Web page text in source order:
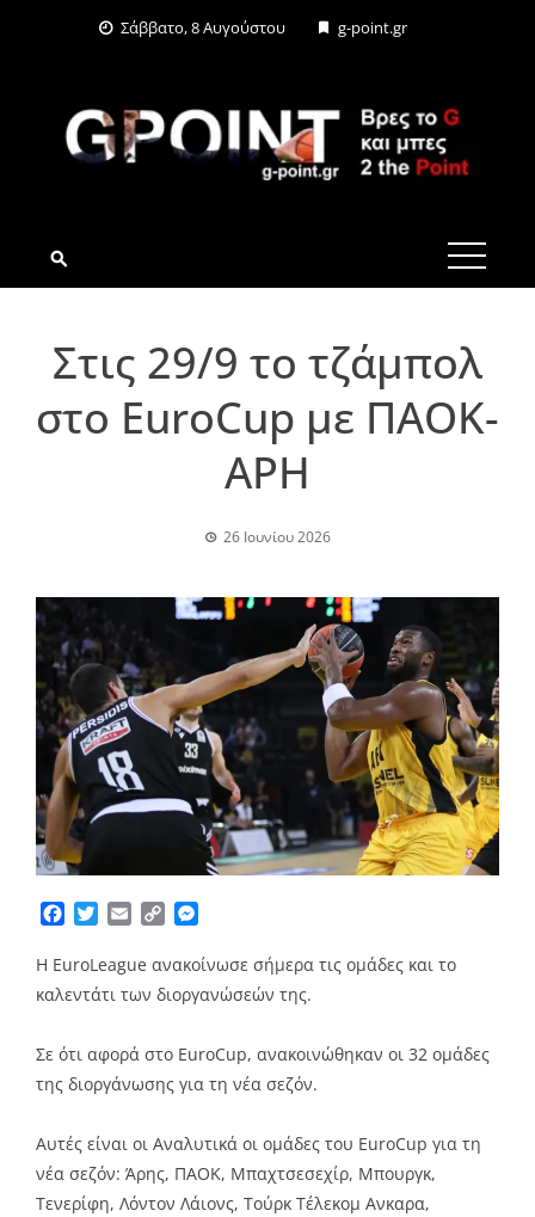
Σάββατο, 8 Αυγούστου g-point.gr
G-POINT.GR
Στις 29/9 το τζάμπολ
στο EuroCup με ΠΑΟΚ-
AΡΗ
26 Ιουνίου 2026
Facebook
TwitterEmailCopy
Η EuroLeague ανακοίνωσε σήμερα τις ομάδες και το
καλεντάτι των διοργανώσεών της.
Σε ότι αφορά στο EuroCup, ανακοινώθηκαν οι 32 ομάδες
της διοργάνωσης για τη νέα σεζόν.
Αυτές είναι οι Αναλυτικά οι ομάδες του EuroCup για τη
νέα σεζόν: Άρης, ΠΑΟΚ, Μπαχτσεσεχίρ, Μπουργκ,
Τενερίφη, Λόντον Λάιονς, Τούρκ Τέλεκομ Ανκαρα,